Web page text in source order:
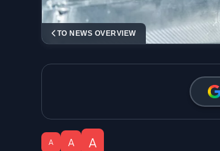
TO NEWS OVERVIEW
A A A